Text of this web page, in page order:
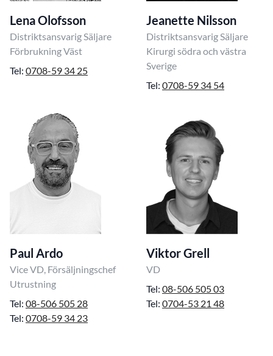
Lena Olofsson
Distriktsansvarig Säljare
Förbrukning Väst
Tel: 0708-59 34 25
Jeanette Nilsson
Distriktsansvarig Säljare
Kirurgi södra och västra
Sverige
Tel: 0708-59 34 54
Paul Ardo
Vice VD, Försäljningschef
Utrustning
Tel: 08-506 505 28
Tel: 0708-59 34 23
Viktor Grell
VD
Tel: 08-506 505 03
Tel: 0704-53 21 48